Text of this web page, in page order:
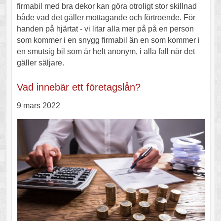
firmabil med bra dekor kan göra otroligt stor skillnad
både vad det gäller mottagande och förtroende. För
handen på hjärtat - vi litar alla mer på på en person
som kommer i en snygg firmabil än en som kommer i
en smutsig bil som är helt anonym, i alla fall när det
gäller säljare.
Vad innebär ett företagslån?
9 mars 2022